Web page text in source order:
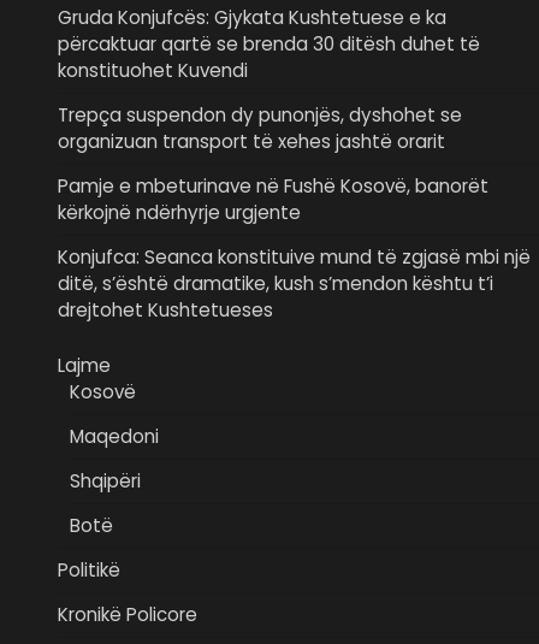
Gruda Konjufcës: Gjykata Kushtetuese e ka
përcaktuar qartë se brenda 30 ditësh duhet të
konstituohet Kuvendi
Trepça suspendon dy punonjës, dyshohet se
organizuan transport të xehes jashtë orarit
Pamje e mbeturinave në Fushë Kosovë, banorët
kërkojnë ndërhyrje urgjente
Konjufca: Seanca konstituive mund të zgjasë mbi një
ditë, s’është dramatike, kush s’mendon kështu t’i
drejtohet Kushtetueses
Lajme
Kosovë
Maqedoni
Shqipëri
Botë
Politikë
Kronikë Policore